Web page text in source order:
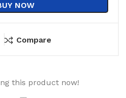
NOW
Compare
this product now!